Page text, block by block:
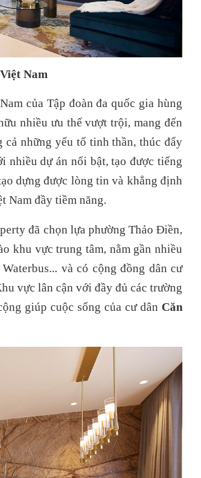
Nam
của Tập đoàn đa quốc gia hùng
nhiều ưu thế vượt trội, mang đến
những yếu tố tinh thần, thúc đẩy
nhiều dự án nổi bật, tạo được tiếng
dựng được lòng tin và khẳng định
Nam đầy tiềm năng.
đã chọn lựa phường Thảo Điền,
khu vực trung tâm, nằm gần nhiều
và có cộng đồng dân cư
vực lân cận với đầy đủ các trường
giúp cuộc sống của cư dân Căn